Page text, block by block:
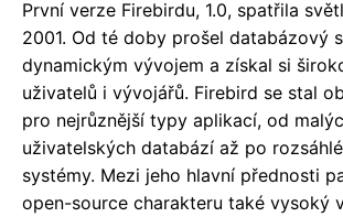
První verze Firebirdu, 1.0, spatřila
2001. Od té doby prošel databázový
dynamickým vývojem a získal si
uživatelů i vývojářů. Firebird se stal
pro nejrůznější typy aplikací, od
uživatelských databází až po
systémy. Mezi jeho hlavní přednosti
open-source charakteru také vysoký